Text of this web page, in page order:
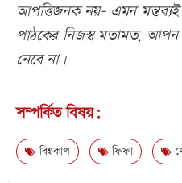
আপত্তিজনক নয়- এমন মন্তব্যই
পাঠকের নিজস্ব মতামত,
নেবে না।
সম্পর্কিত বিষয়:
বিশ্বকাপ ফিফা